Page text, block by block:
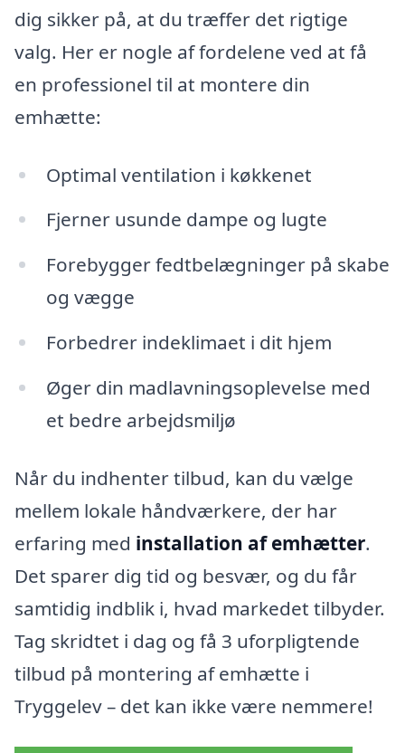
dig sikker på, at du træffer det rigtige
valg. Her er nogle af fordelene ved at få
en professionel til at montere din
emhætte:
Optimal ventilation i køkkenet
Fjerner usunde dampe og lugte
Forebygger fedtbelægninger på skabe
og vægge
Forbedrer indeklimaet i dit hjem
Øger din madlavningsoplevelse med
et bedre arbejdsmiljø
Når du indhenter tilbud, kan du vælge
mellem lokale håndværkere, der har
erfaring med installation af emhætter.
Det sparer dig tid og besvær, og du får
samtidig indblik i, hvad markedet tilbyder.
Tag skridtet i dag og få 3 uforpligtende
tilbud på montering af emhætte i
Tryggelev – det kan ikke være nemmere!